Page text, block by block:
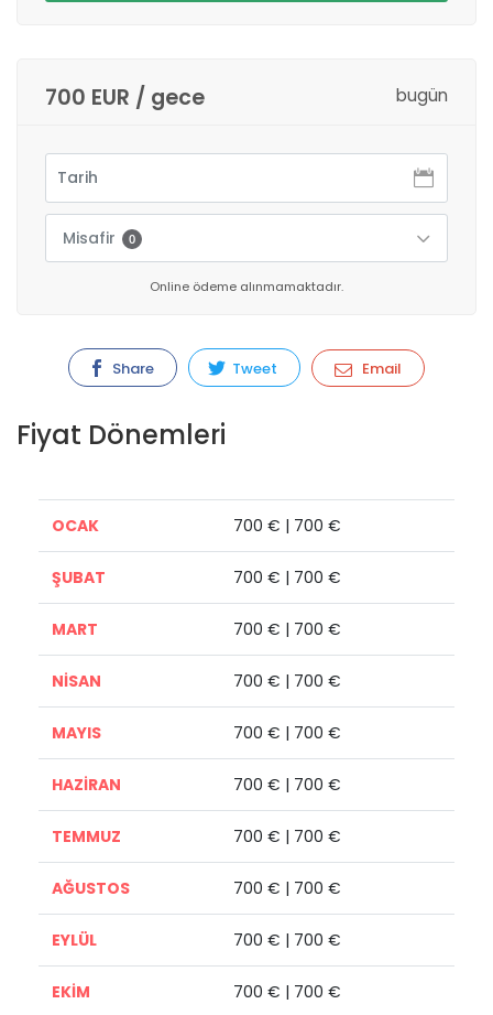
700 EUR / gece bugün
Misafir 0
Online ödeme alınmamaktadır.
Share Tweet Email
Fiyat Dönemleri
OCAK 700 € | 700 €
ŞUBAT 700 € | 700 €
MART 700 € | 700 €
NİSAN 700 € | 700 €
MAYIS 700 € | 700 €
HAZİRAN 700 € | 700 €
TEMMUZ 700 € | 700 €
AĞUSTOS 700 € | 700 €
EYLÜL 700 € | 700 €
EKİM 700 € | 700 €